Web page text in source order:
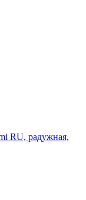
RU, радужная,